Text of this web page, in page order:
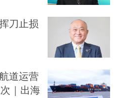
刀止损
道运营
｜出海